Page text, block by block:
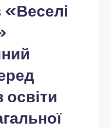
«Веселі
освіти